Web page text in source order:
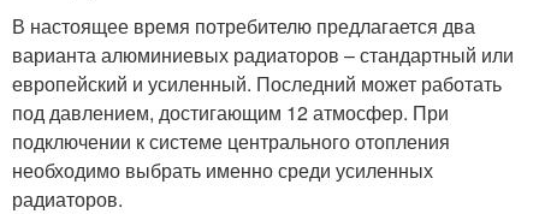
В настоящее время потребителю предлагается два
варианта алюминиевых радиаторов – стандартный или
европейский и усиленный. Последний может работать
под давлением, достигающим 12 атмосфер. При
подключении к системе центрального отопления
необходимо выбрать именно среди усиленных
радиаторов.